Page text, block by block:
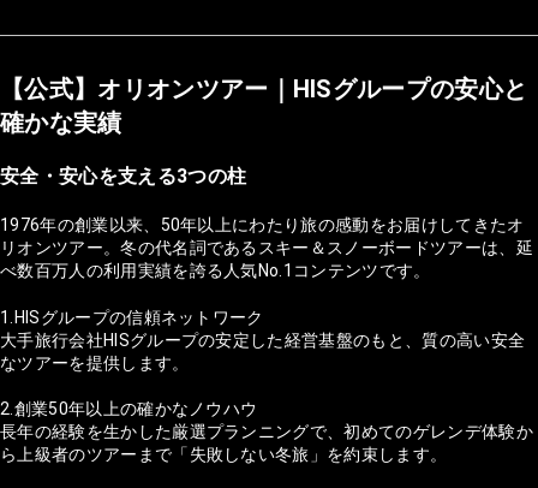
【公式】オリオンツアー｜HISグループの安心と
確かな実績
安全・安心を支える3つの柱
1976年の創業以来、50年以上にわたり旅の感動をお届けしてきたオ
リオンツアー。冬の代名詞であるスキー＆スノーボードツアーは、延
べ数百万人の利用実績を誇る人気No.1コンテンツです。
1.HISグループの信頼ネットワーク
大手旅行会社HISグループの安定した経営基盤のもと、質の高い安全
なツアーを提供します。
2.創業50年以上の確かなノウハウ
長年の経験を生かした厳選プランニングで、初めてのゲレンデ体験か
ら上級者のツアーまで「失敗しない冬旅」を約束します。